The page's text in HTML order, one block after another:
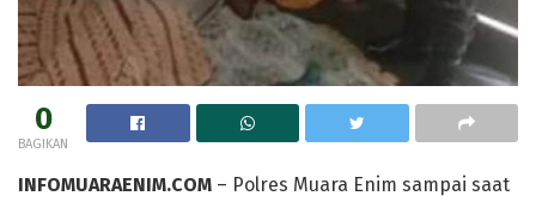
0
BAGIKAN
INFOMUARAENIM.COM – Polres Muara Enim sampai saat